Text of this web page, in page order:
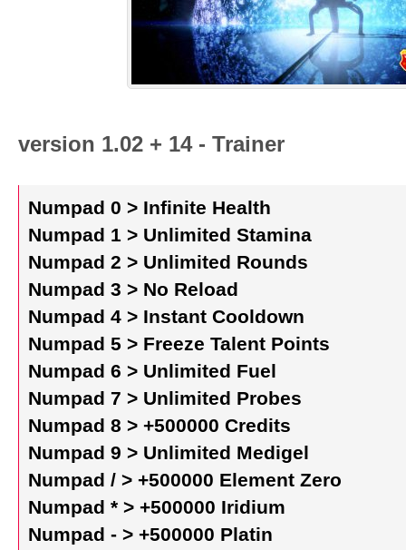
version 1.02 + 14 - Trainer
Numpad 0 > Infinite Health
Numpad 1 > Unlimited Stamina
Numpad 2 > Unlimited Rounds
Numpad 3 > No Reload
Numpad 4 > Instant Cooldown
Numpad 5 > Freeze Talent Points
Numpad 6 > Unlimited Fuel
Numpad 7 > Unlimited Probes
Numpad 8 > +500000 Credits
Numpad 9 > Unlimited Medigel
Numpad / > +500000 Element Zero
Numpad * > +500000 Iridium
Numpad - > +500000 Platin